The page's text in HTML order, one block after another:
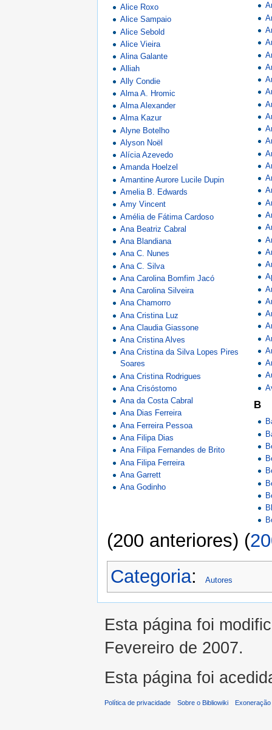
Alice Roxo
Alice Sampaio
Alice Sebold
Alice Vieira
Alina Galante
Alliah
Ally Condie
Alma A. Hromic
Alma Alexander
Alma Kazur
Alyne Botelho
Alyson Noël
Alícia Azevedo
Amanda Hoelzel
Amantine Aurore Lucile Dupin
Amelia B. Edwards
Amy Vincent
Amélia de Fátima Cardoso
Ana Beatriz Cabral
Ana Blandiana
Ana C. Nunes
Ana C. Silva
Ana Carolina Bomfim Jacó
Ana Carolina Silveira
Ana Chamorro
Ana Cristina Luz
Ana Claudia Giassone
Ana Cristina Alves
Ana Cristina da Silva Lopes Pires
Soares
Ana Cristina Rodrigues
Ana Crisóstomo
Ana da Costa Cabral
Ana Dias Ferreira
Ana Ferreira Pessoa
Ana Filipa Dias
Ana Filipa Fernandes de Brito
Ana Filipa Ferreira
Ana Garrett
Ana Godinho
B
(200 anteriores) (
Categoria: Autores
Esta página foi
Fevereiro de 2007.
Esta página foi
Política de privacidade Sobre o Bibliowiki